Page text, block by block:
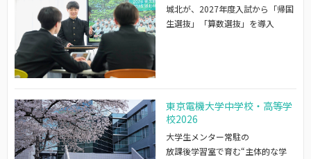
城北が、2027年度入試から「帰国
生選抜」「算数選抜」を導入
東京電機大学中学校・高等学
校2026
大学生メンター常駐の
放課後学習室で育む“主体的な学